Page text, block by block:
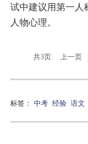
试中建议用第一人
人物心理。
共3页: 上一页
标签： 中考 经验 语文